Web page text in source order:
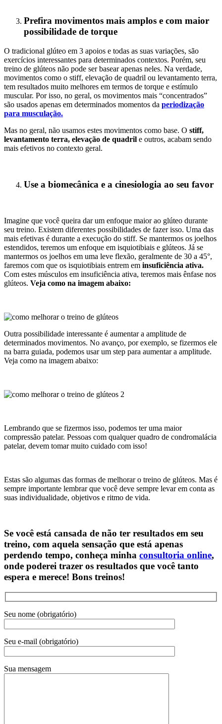
Prefira movimentos mais amplos e com maior
possibilidade de torque
O tradicional glúteo em 3 apoios e todas as suas variações, são
exercícios interessantes para determinados contextos. Porém, seu
treino de glúteos não pode ser basear apenas neles. Na verdade,
movimentos como o stiff, elevação de quadril ou levantamento terra,
tem resultados muito melhores em termos de torque e estímulo
muscular. Por isso, no geral, os movimentos mais “concentrados”
são usados apenas em determinados momentos da periodização
para musculação.
Mas no geral, não usamos estes movimentos como base. O stiff,
levantamento terra, elevação de quadril e outros, acabam sendo
mais efetivos no contexto geral.
Use a biomecânica e a cinesiologia ao seu favor
Imagine que você queira dar um enfoque maior ao glúteo durante
seu treino. Existem diferentes possibilidades de fazer isso. Uma das
mais efetivas é durante a execução do stiff. Se mantermos os joelhos
estendidos, teremos um enfoque em isquiotibiais e glúteos. Já se
mantermos os joelhos em uma leve flexão, geralmente de 30 a 45°,
faremos com que os isquiotibiais entrem em insuficiência ativa.
Com estes músculos em insuficiência ativa, teremos mais ênfase nos
glúteos. Veja como na imagem abaixo:
Outra possibilidade interessante é aumentar a amplitude de
determinados movimentos. No avanço, por exemplo, se fizermos ele
na barra guiada, podemos usar um step para aumentar a amplitude.
Veja como na imagem abaixo:
Lembrando que se fizermos isso, podemos ter uma maior
compressão patelar. Pessoas com qualquer quadro de condromalácia
patelar, devem tomar muito cuidado com isso!
Estas são algumas das formas de melhorar o treino de glúteos. Mas é
sempre importante lembrar que você deve sempre levar em conta as
suas individualidade, objetivos e ritmo de vida.
Se você está cansada de não ter resultados em seu
treino, com aquela sensação que está apenas
perdendo tempo, conheça minha consultoria online,
onde poderei trazer os resultados que você tanto
espera e merece! Bons treinos!
Seu nome (obrigatório)
Seu e-mail (obrigatório)
Sua mensagem